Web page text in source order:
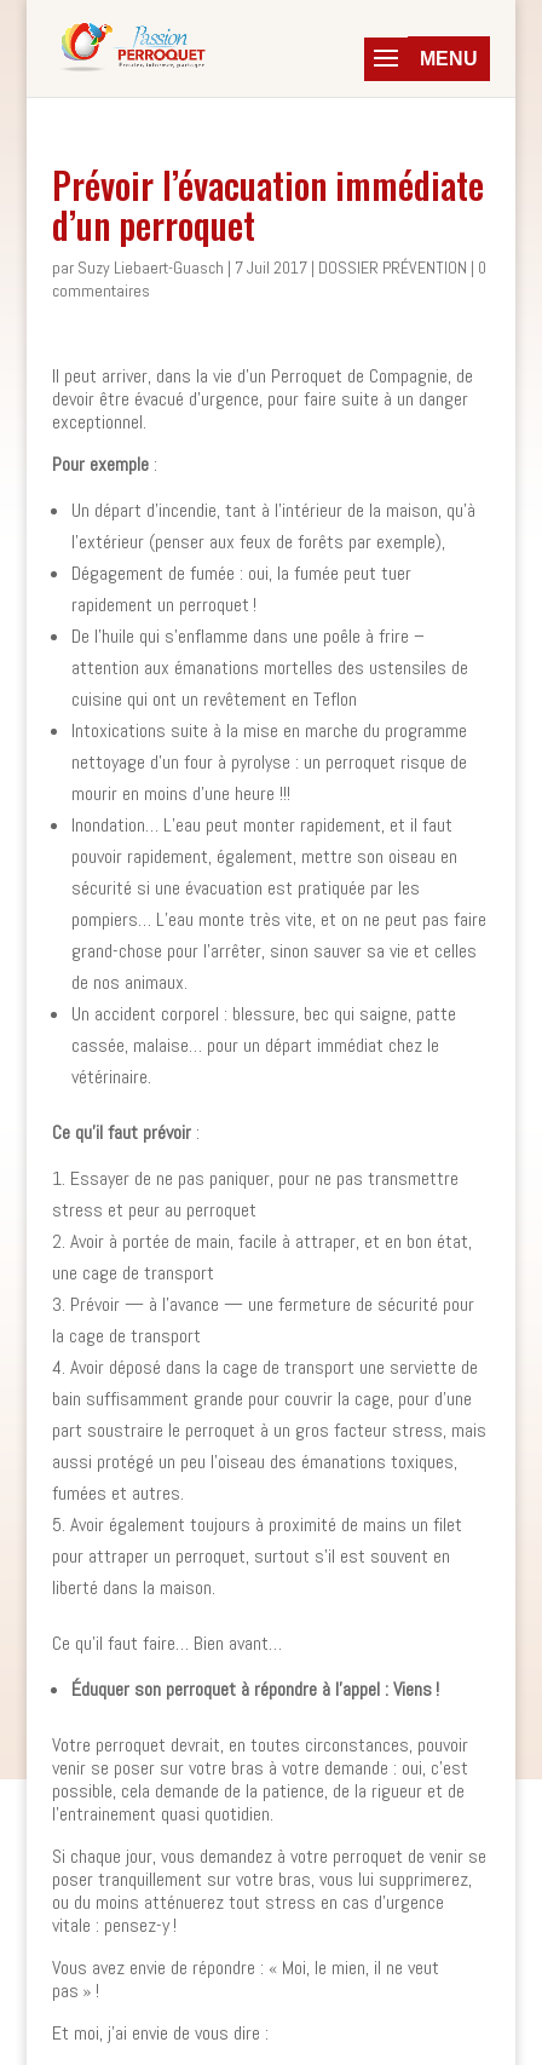
Prévoir l’évacuation immédiate
d’un perroquet
par Suzy Liebaert-Guasch | 7 Juil 2017| DOSSIER PRÉVENTION | 0
commentaires
Il peut arriver, dans la vie d’un Perroquet de Compagnie, de
devoir être évacué d’urgence, pour faire suite à un danger
exceptionnel.
Pour exemple:
Un départ d’incendie, tant à l’intérieur de la maison, qu’à
l’extérieur (penser aux feux de forêts par exemple),
Dégagement de fumée : oui, la fumée peut tuer
rapidement un perroquet !
De l’huile qui s’enflamme dans une poêle à frire –
attention aux émanations mortelles des ustensiles de
cuisine qui ont un revêtement en Teflon
Intoxications suite à la mise en marche du programme
nettoyage d’un four à pyrolyse : un perroquet risque de
mourir en moins d’une heure !!!
Inondation… L’eau peut monter rapidement, et il faut
pouvoir rapidement, également, mettre son oiseau en
sécurité si une évacuation est pratiquée par les
pompiers… L’eau monte très vite, et on ne peut pas faire
grand-chose pour l’arrêter, sinon sauver sa vie et celles
de nos animaux.
Un accident corporel : blessure, bec qui saigne, patte
cassée, malaise… pour un départ immédiat chez le
vétérinaire.
Ce qu’il faut prévoir:
Essayer de ne pas paniquer, pour ne pas transmettre
stress et peur au perroquet
Avoir à portée de main, facile à attraper, et en bon état,
une cage de transport
Prévoir — à l’avance — une fermeture de sécurité pour
la cage de transport
Avoir déposé dans la cage de transport une serviette de
bain suffisamment grande pour couvrir la cage, pour d’une
part soustraire le perroquet à un gros facteur stress, mais
aussi protégé un peu l’oiseau des émanations toxiques,
fumées et autres.
Avoir également toujours à proximité de mains un filet
pour attraper un perroquet, surtout s’il est souvent en
liberté dans la maison.
Ce qu’il faut faire… Bien avant…
Éduquer son perroquet à répondre à l’appel : Viens !
Votre perroquet devrait, en toutes circonstances, pouvoir
venir se poser sur votre bras à votre demande : oui, c’est
possible, cela demande de la patience, de la rigueur et de
l’entrainement quasi quotidien.
Si chaque jour, vous demandez à votre perroquet de venir se
poser tranquillement sur votre bras, vous lui supprimerez,
ou du moins atténuerez tout stress en cas d’urgence
vitale : pensez-y !
Vous avez envie de répondre : « Moi, le mien, il ne veut
pas » !
Et moi, j’ai envie de vous dire :